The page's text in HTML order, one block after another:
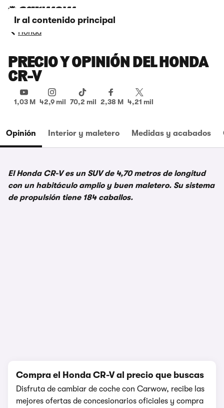
Ir al contenido principal
Honda
PRECIO Y OPINIÓN DEL HONDA
CR-V
1,03 M 42,9 mil 70,2 mil 2,38 M 4,21 mil
Opinión Interior y maletero Medidas y acabados
El Honda CR-V es un SUV de 4,70 metros de longitud
con un habitáculo amplio y buen maletero. Su sistema
de propulsión tiene 184 caballos.
Compra el Honda CR-V al precio que buscas
Disfruta de cambiar de coche con Carwow, recibe las
mejores ofertas de concesionarios oficiales y compra